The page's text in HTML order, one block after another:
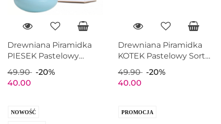
Drewniana Piramidka
PIESEK Pastelowy
49.90
-20%
40.00
Drewniana Piramidka
KOTEK Pastelowy Sorter
49.90
-20%
40.00
NOWOŚĆ PROMOCJA